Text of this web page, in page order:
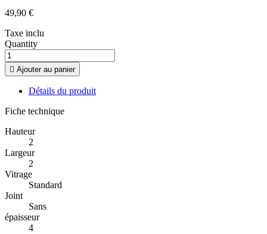
49,90 €
Taxe inclu
Quantity
 Ajouter au panier
Détails du produit
Fiche technique
Hauteur
2
Largeur
2
Vitrage
Standard
Joint
Sans
épaisseur
4